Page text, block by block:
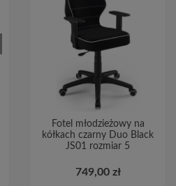
Fotel młodzieżowy na
kółkach czarny Duo Black
JS01 rozmiar 5
749,00 zł